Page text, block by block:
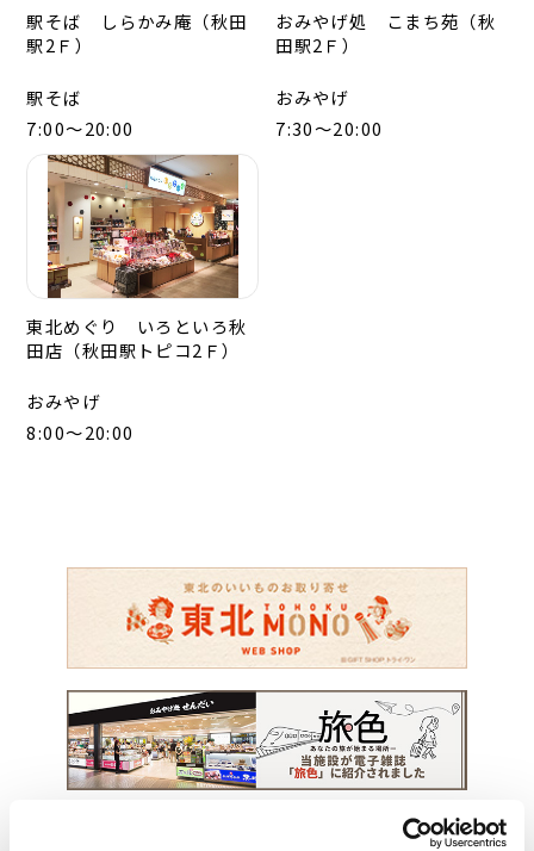
駅そば しらかみ庵（秋田
駅2Ｆ）
駅そば
7:00～20:00
おみやげ処 こまち苑（秋
田駅2Ｆ）
おみやげ
7:30～20:00
東北めぐり いろといろ秋
田店（秋田駅トピコ2Ｆ）
おみやげ
8:00～20:00